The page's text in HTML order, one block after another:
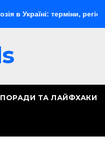
терміни, регіони та ризики
ПОРАДИ ТА ЛАЙФХАКИ